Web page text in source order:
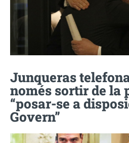
Junqueras
només sortir de la
“posar-se a
Govern”